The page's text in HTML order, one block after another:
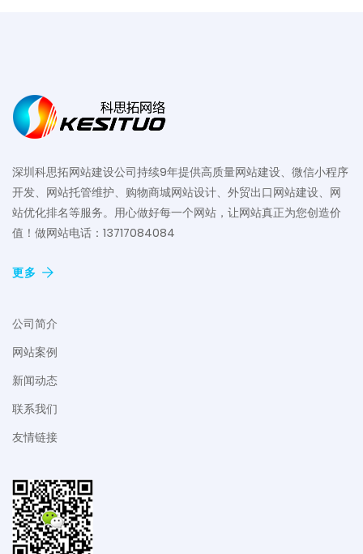
深圳科思拓网站建设公司持续9年提供高质量网站建设、微信小程序
开发、网站托管维护、购物商城网站设计、外贸出口网站建设、网
站优化排名等服务。用心做好每一个网站，让网站真正为您创造价
值！做网站电话：13717084084
更多
公司简介
网站案例
新闻动态
联系我们
友情链接